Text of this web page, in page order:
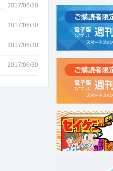
2017/06/30
2017/06/30
2017/06/30
2017/06/30